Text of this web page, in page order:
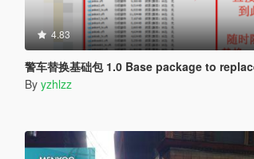
4.83
警车替换基础包 1.0 Base package to replace all police
By yzhlzz